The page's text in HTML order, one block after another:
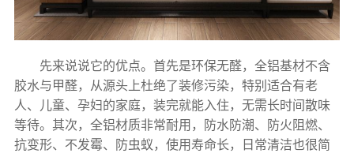
先来说说它的优点。首先是环保无醛，全铝基材不含
胶水与甲醛，从源头上杜绝了装修污染，特别适合有老
人、儿童、孕妇的家庭，装完就能入住，无需长时间散味
等待。其次，全铝材质非常耐用，防水防潮、防火阻燃、
抗变形、不发霉、防虫蚁，使用寿命长，日常清洁也很简